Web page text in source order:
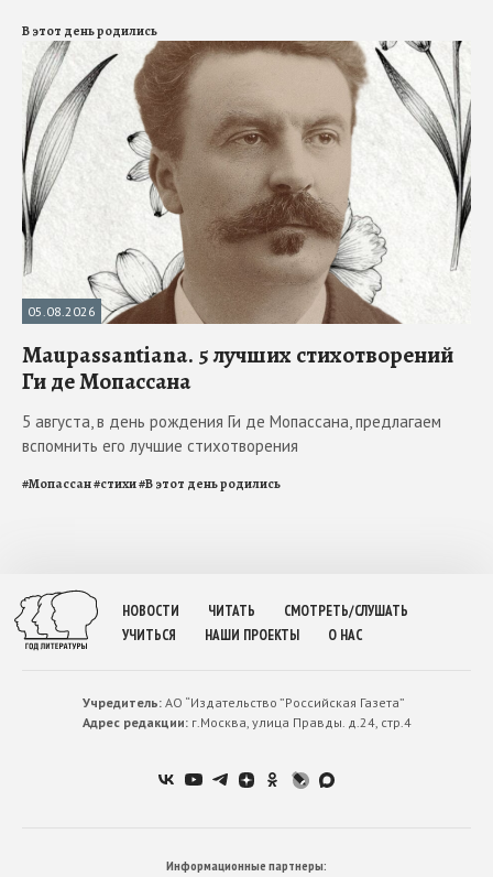
В этот день родились
05.08.2026
Maupassantiana. 5 лучших стихотворений
Ги де Мопассана
5 августа, в день рождения Ги де Мопассана, предлагаем
вспомнить его лучшие стихотворения
#Мопассан#стихи#В этот день родились
НОВОСТИ ЧИТАТЬ
СМОТРЕТЬ/СЛУШАТЬ
УЧИТЬСЯ
НАШИ ПРОЕКТЫ О НАС
Учредитель:АО “Издательство ”Российская Газета”
Адрес редакции:г.Москва, улица Правды. д.24, стр.4
Информационные партнеры: